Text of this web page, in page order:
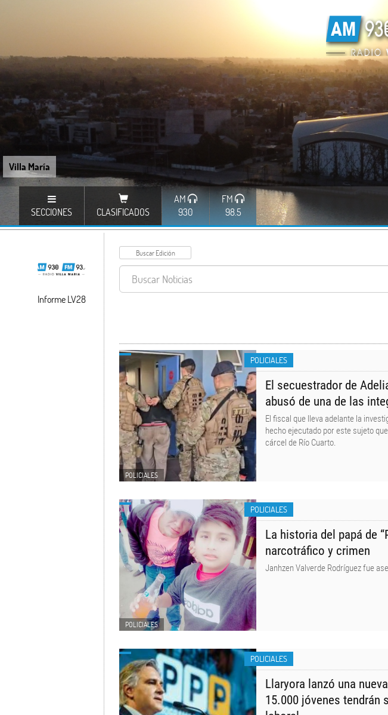
Villa María
SECCIONES CLASIFICADOS
AM
930
FM
98.5
Informe LV28
POLICIALES
POLICIALES
El secuestrador de
abusó de una de las
El fiscal que lleva adelante la
hecho ejecutado por este sujeto
cárcel de Río Cuarto.
POLICIALES
POLICIALES
La historia del papá de
narcotráfico y crimen
Janhzen Valverde Rodríguez fue
POLICIALES
Llaryora lanzó una
15.000 jóvenes tendrán